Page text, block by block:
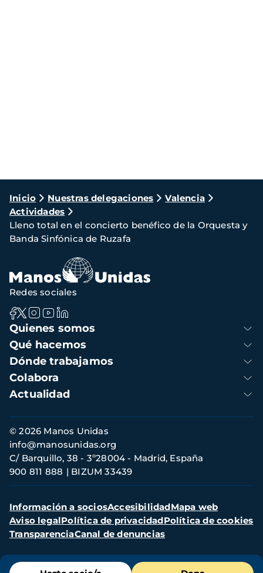
Ruta
de
navegación
Inicio Nuestras delegaciones
Valencia
Actividades
Lleno total en el concierto benéfico de la Orquesta y
Banda Sinfónica de Ruzafa
Menú
Navegación
principal
Quienes somos
Qué hacemos
Dónde trabajamos
Colabora
Actualidad
Redes sociales
Información
de
contacto
© 2026 Manos Unidas
C/ Barquillo, 38 - 3º28004 - Madrid, España
900 811 888
BIZUM 33439
info@manosunidas.org
Menú
secundario
Información a sociosAccesibilidadMapa web
Aviso legalPolítica de privacidadPolítica de cookies
TransparenciaCanal de denuncias